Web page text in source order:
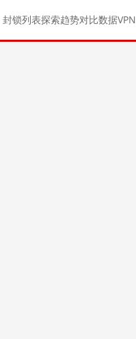
封锁列表探索趋势对比数据VPN